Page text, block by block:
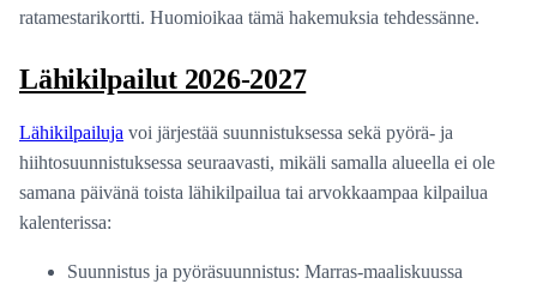
ratamestarikortti. Huomioikaa tämä hakemuksia tehdessänne.
Lähikilpailut 2026-2027
Lähikilpailuja voi järjestää suunnistuksessa sekä pyörä- ja
hiihtosuunnistuksessa seuraavasti, mikäli samalla alueella ei ole
samana päivänä toista lähikilpailua tai arvokkaampaa kilpailua
kalenterissa:
Suunnistus ja pyöräsuunnistus: Marras-maaliskuussa